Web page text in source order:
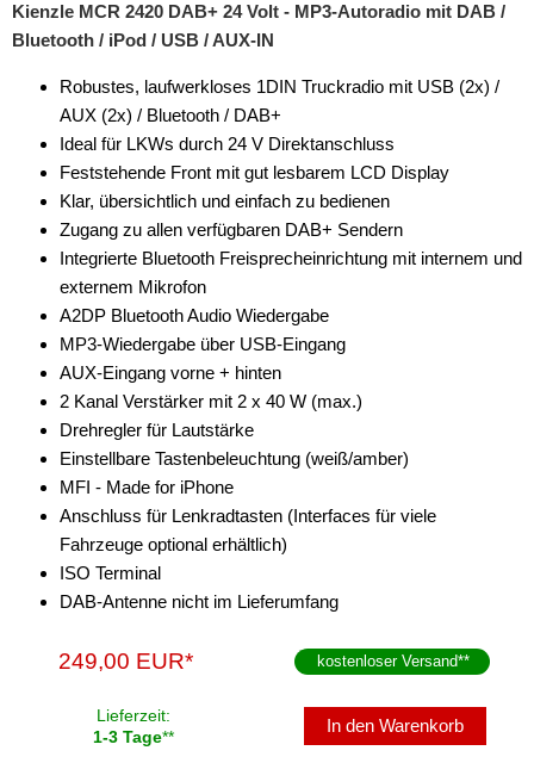
Kienzle MCR 2420 DAB+ 24 Volt - MP3-Autoradio mit DAB /
Bluetooth / iPod / USB / AUX-IN
Robustes, laufwerkloses 1DIN Truckradio mit USB (2x) /
AUX (2x) / Bluetooth / DAB+
Ideal für LKWs durch 24 V Direktanschluss
Feststehende Front mit gut lesbarem LCD Display
Klar, übersichtlich und einfach zu bedienen
Zugang zu allen verfügbaren DAB+ Sendern
Integrierte Bluetooth Freisprecheinrichtung mit internem und
externem Mikrofon
A2DP Bluetooth Audio Wiedergabe
MP3-Wiedergabe über USB-Eingang
AUX-Eingang vorne + hinten
2 Kanal Verstärker mit 2 x 40 W (max.)
Drehregler für Lautstärke
Einstellbare Tastenbeleuchtung (weiß/amber)
MFI - Made for iPhone
Anschluss für Lenkradtasten (Interfaces für viele
Fahrzeuge optional erhältlich)
ISO Terminal
DAB-Antenne nicht im Lieferumfang
249,00 EUR* kostenloser Versand**
Lieferzeit:
1-3 Tage**
In den Warenkorb